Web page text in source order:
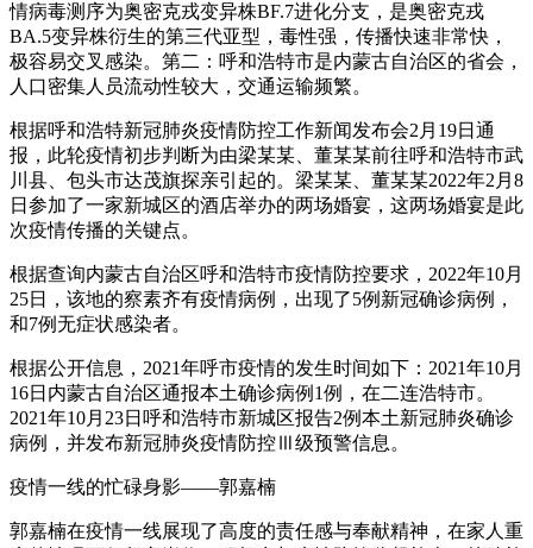
情病毒测序为奥密克戎变异株BF.7进化分支，是奥密克戎
BA.5变异株衍生的第三代亚型，毒性强，传播快速非常快，
极容易交叉感染。第二：呼和浩特市是内蒙古自治区的省会，
人口密集人员流动性较大，交通运输频繁。
根据呼和浩特新冠肺炎疫情防控工作新闻发布会2月19日通
报，此轮疫情初步判断为由梁某某、董某某前往呼和浩特市武
川县、包头市达茂旗探亲引起的。梁某某、董某某2022年2月8
日参加了一家新城区的酒店举办的两场婚宴，这两场婚宴是此
次疫情传播的关键点。
根据查询内蒙古自治区呼和浩特市疫情防控要求，2022年10月
25日，该地的察素齐有疫情病例，出现了5例新冠确诊病例，
和7例无症状感染者。
根据公开信息，2021年呼市疫情的发生时间如下：2021年10月
16日内蒙古自治区通报本土确诊病例1例，在二连浩特市。
2021年10月23日呼和浩特市新城区报告2例本土新冠肺炎确诊
病例，并发布新冠肺炎疫情防控Ⅲ级预警信息。
疫情一线的忙碌身影——郭嘉楠
郭嘉楠在疫情一线展现了高度的责任感与奉献精神，在家人重